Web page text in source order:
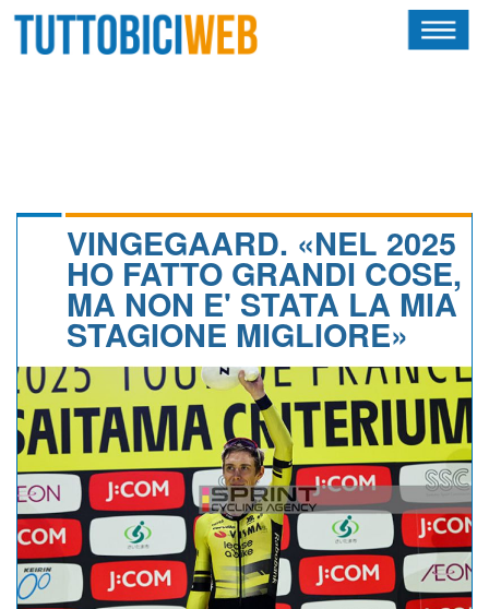
CALENDARIO
ALBI D'ORO
NEWSLETTER
VINGEGAARD. «NEL 2025
HO FATTO GRANDI COSE,
MA NON E' STATA LA MIA
STAGIONE MIGLIORE»